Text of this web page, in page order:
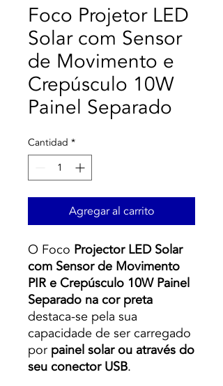
Foco Projetor LED
Solar com Sensor
de Movimento e
Crepúsculo 10W
Painel Separado
Cantidad *
Agregar al carrito
O Foco Projector LED Solar
com Sensor de Movimento
PIR e Crepúsculo 10W Painel
Separado na cor preta
destaca-se pela sua
capacidade de ser carregado
por painel solar ou através do
seu conector USB.